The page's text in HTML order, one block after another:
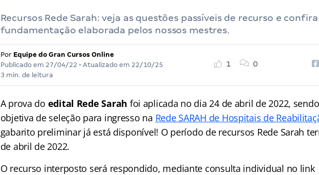
Recursos Rede Sarah: veja as questões passíveis de recurso e confira
fundamentação elaborada pelos nossos mestres.
Por Equipe do Gran Cursos Online
Publicado em 27/04/22 • Atualizado em 22/10/25
3 min. de leitura
1 0
A prova do edital Rede Sarah foi aplicada no dia 24 de abril de 2022,
objetiva de seleção para ingresso na Rede SARAH de Hospitais de
gabarito preliminar já está disponível! O período de recursos Rede Sarah
de abril de 2022.
O recurso interposto será respondido, mediante consulta individual no link